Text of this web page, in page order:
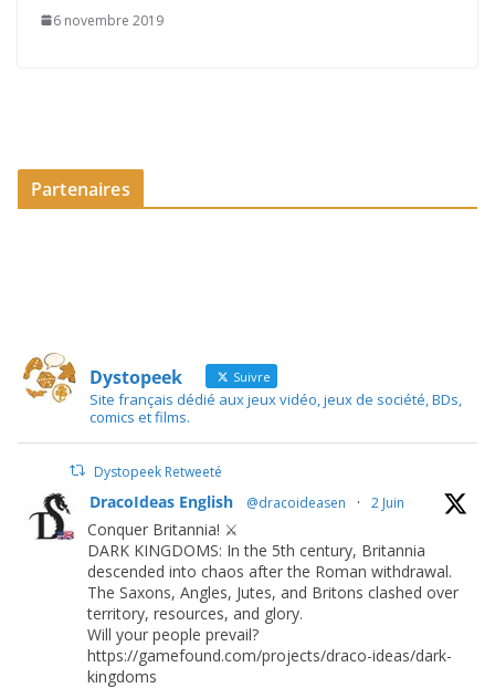
6 novembre 2019
Partenaires
Dystopeek Suivre
Site français dédié aux jeux vidéo, jeux de société, BDs,
comics et films.
Dystopeek Retweeté
DracoIdeas English @dracoideasen · 2 Juin
Conquer Britannia! ⚔️
DARK KINGDOMS: In the 5th century, Britannia
descended into chaos after the Roman withdrawal.
The Saxons, Angles, Jutes, and Britons clashed over
territory, resources, and glory.
Will your people prevail?
https://gamefound.com/projects/draco-ideas/dark-
kingdoms